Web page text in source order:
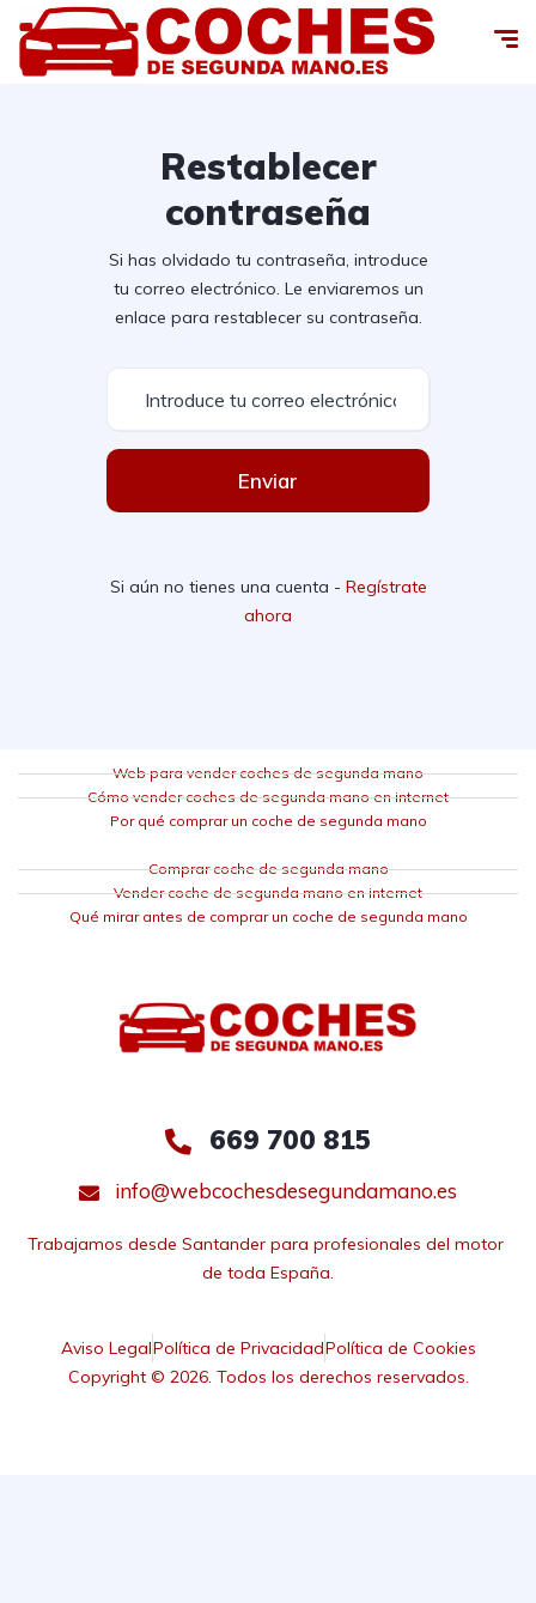
Restablecer
contraseña
Si has olvidado tu contraseña, introduce
tu correo electrónico. Le enviaremos un
enlace para restablecer su contraseña.
Enviar
Si aún no tienes una cuenta - Regístrate
ahora
Web para vender coches de segunda mano
Cómo vender coches de segunda mano en internet
Por qué comprar un coche de segunda mano
Comprar coche de segunda mano
Vender coche de segunda mano en internet
Qué mirar antes de comprar un coche de segunda mano
669 700 815
info@webcochesdesegundamano.es
Trabajamos desde Santander para profesionales del motor
de toda España.
Aviso LegalPolítica de PrivacidadPolítica de Cookies
Copyright © 2026. Todos los derechos reservados.